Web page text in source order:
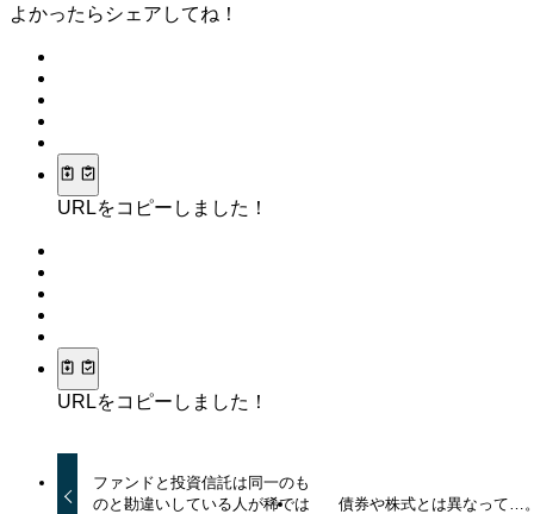
よかったらシェアしてね！
URLをコピーしました！
URLをコピーしました！
ファンドと投資信託は同一のも
のと勘違いしている人が稀では
債券や株式とは異なって…